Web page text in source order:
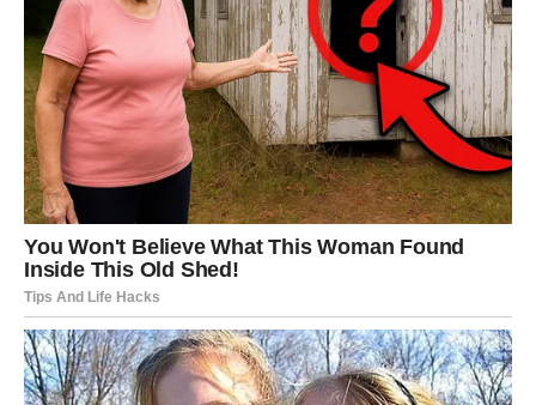
oblikovati
, omogućujući nam da pronađemo nova značenja i
svrhe koje će obogatiti naš život.
Ova žena je, kroz svoje iskustvo, naučila da kreativni izrazi
poput pisanja i umjetnosti mogu transformirati bol u inspiraciju,
pa je tako pronašla novi smisao i svrhu u životu. Kroz pisanje,
ona je otkrila moć riječi kao sredstva za izražavanje bola, nade
i snage, a njene priče su postale inspiracija za druge koji se
bore s sličnim izazovima.
Na kraju, važno je shvatiti da jetuga prirodan process kojim
se svako od nas mora suočiti. Otvoreno razgovarajući o
svojim osjećajima, bez obzira na to koliko bolni bili, možemo